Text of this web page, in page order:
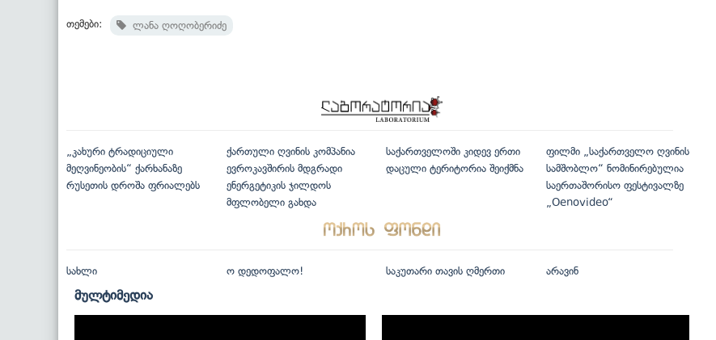
თემები: ლანა ღოღობერიძე
„კახური ტრადიციული
მეღვინეობის“ ქარხანაზე
რუსეთის დროშა ფრიალებს
ქართული ღვინის კომპანია
ევროკავშირის მდგრადი
ენერგეტიკის ჯილდოს
მფლობელი გახდა
საქართველოში კიდევ ერთი
დაცული ტერიტორია შეიქმნა
ფილმი „საქართველო ღვინის
სამშობლო“ ნომინირებულია
საერთაშორისო ფესტივალზე
„Oenovideo“
სახლი ო დედოფალო! საკუთარი თავის ღმერთი არავინ
მულტიმედია